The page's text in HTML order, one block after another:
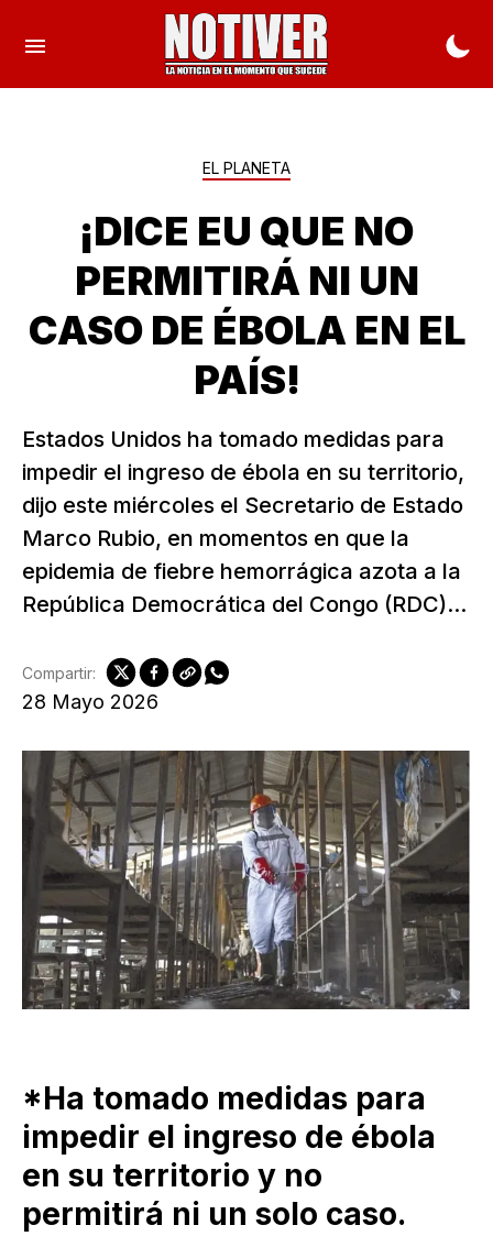
EL PLANETA
¡DICE EU QUE NO
PERMITIRÁ NI UN
CASO DE ÉBOLA EN EL
PAÍS!
Estados Unidos ha tomado medidas para
impedir el ingreso de ébola en su territorio,
dijo este miércoles el Secretario de Estado
Marco Rubio, en momentos en que la
epidemia de fiebre hemorrágica azota a la
República Democrática del Congo (RDC)...
28 Mayo 2026
Compartir:
*Ha tomado medidas para
impedir el ingreso de ébola
en su territorio y no
permitirá ni un solo caso.